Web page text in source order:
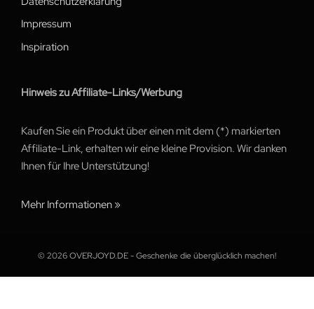
Impressum
Inspiration
Hinweis zu Affiliate-Links/Werbung
Kaufen Sie ein Produkt über einen mit dem (*) markierten
Affiliate-Link, erhalten wir eine kleine Provision. Wir danken
Ihnen für Ihre Unterstützung!
Mehr Informationen »
© 2026 OVERJOYD.DE - Geschenke die überglücklich machen!